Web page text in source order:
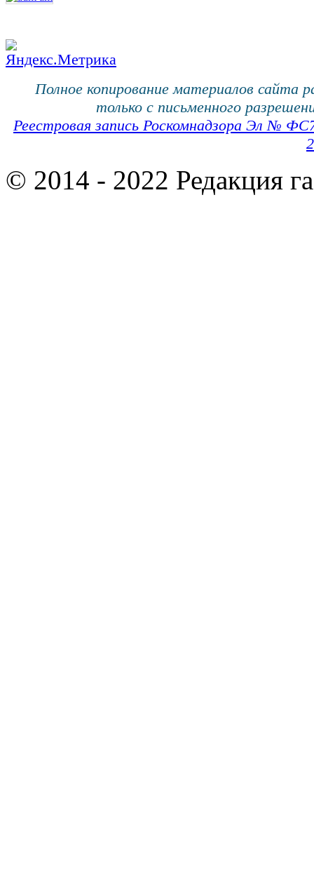
Полное копирование материалов сайта
только с письменного
Реестровая запись Роскомнадзора Эл №
© 2014 - 2022 Редакция